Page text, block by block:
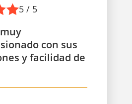
5 / 5
con sus
y facilidad de